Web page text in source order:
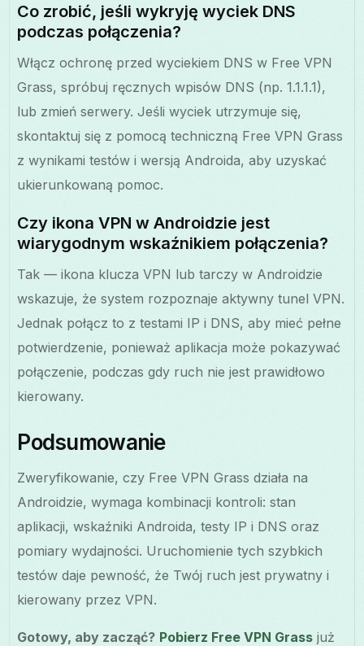
Co zrobić, jeśli wykryję wyciek DNS
podczas połączenia?
Włącz ochronę przed wyciekiem DNS w Free VPN
Grass, spróbuj ręcznych wpisów DNS (np. 1.1.1.1),
lub zmień serwery. Jeśli wyciek utrzymuje się,
skontaktuj się z pomocą techniczną Free VPN Grass
z wynikami testów i wersją Androida, aby uzyskać
ukierunkowaną pomoc.
Czy ikona VPN w Androidzie jest
wiarygodnym wskaźnikiem połączenia?
Tak — ikona klucza VPN lub tarczy w Androidzie
wskazuje, że system rozpoznaje aktywny tunel VPN.
Jednak połącz to z testami IP i DNS, aby mieć pełne
potwierdzenie, ponieważ aplikacja może pokazywać
połączenie, podczas gdy ruch nie jest prawidłowo
kierowany.
Podsumowanie
Zweryfikowanie, czy Free VPN Grass działa na
Androidzie, wymaga kombinacji kontroli: stan
aplikacji, wskaźniki Androida, testy IP i DNS oraz
pomiary wydajności. Uruchomienie tych szybkich
testów daje pewność, że Twój ruch jest prywatny i
kierowany przez VPN.
Gotowy, aby zacząć? Pobierz Free VPN Grass już